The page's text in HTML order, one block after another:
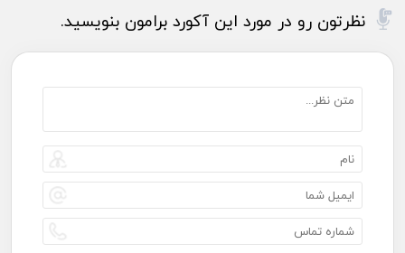
نظرتون رو در مورد این آکورد برامون بنویسید.